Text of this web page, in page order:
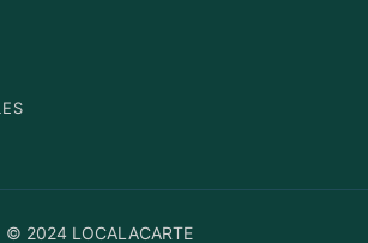
© 2024 LOCALACARTE